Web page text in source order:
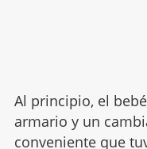
Al principio, el
armario y un
conveniente que